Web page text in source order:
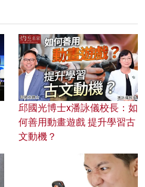
邱國光博士x潘詠儀校長：如
何善用動畫遊戲 提升學習古
文動機？